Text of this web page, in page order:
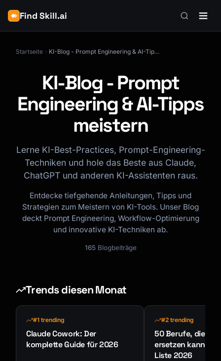
Find Skill.ai
Startseite KI-Blog - Prompt Engineering & AI-Tipps meistern
KI-Blog - Prompt
Engineering & AI-Tipps
meistern
Lerne KI-Best-Practices, Prompt-Engineering-
Techniken und hole das Beste aus Claude,
ChatGPT und anderen KI-Assistenten raus.
Entdecke tiefgehende Anleitungen, Tipps und
Strategien zum Meistern von KI-Tools. Unser Blog
deckt Prompt Engineering, Workflow-Optimierung
und innovative KI-Techniken ab.
165Blogbeiträge
Trends diesen Monat
#1 trending
Claude Cowork: Der
komplette Guide für 2026
#2 trending
50 Berufe, die KI
ersetzen kann -
Liste 2026